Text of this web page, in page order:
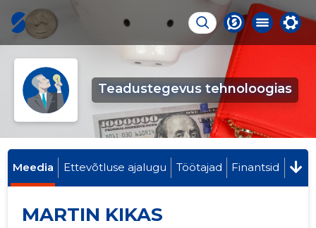
Teadustegevus tehnoloogias
Meedia Ettevõtluse ajalugu Töötajad Finantsid
MARTIN KIKAS